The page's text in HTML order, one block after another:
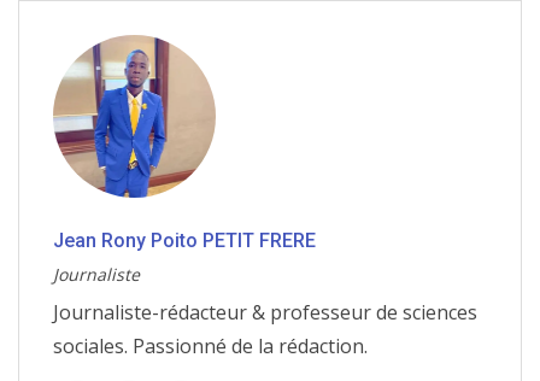
Jean Rony Poito PETIT FRERE
Journaliste
Journaliste-rédacteur & professeur de sciences
sociales. Passionné de la rédaction.